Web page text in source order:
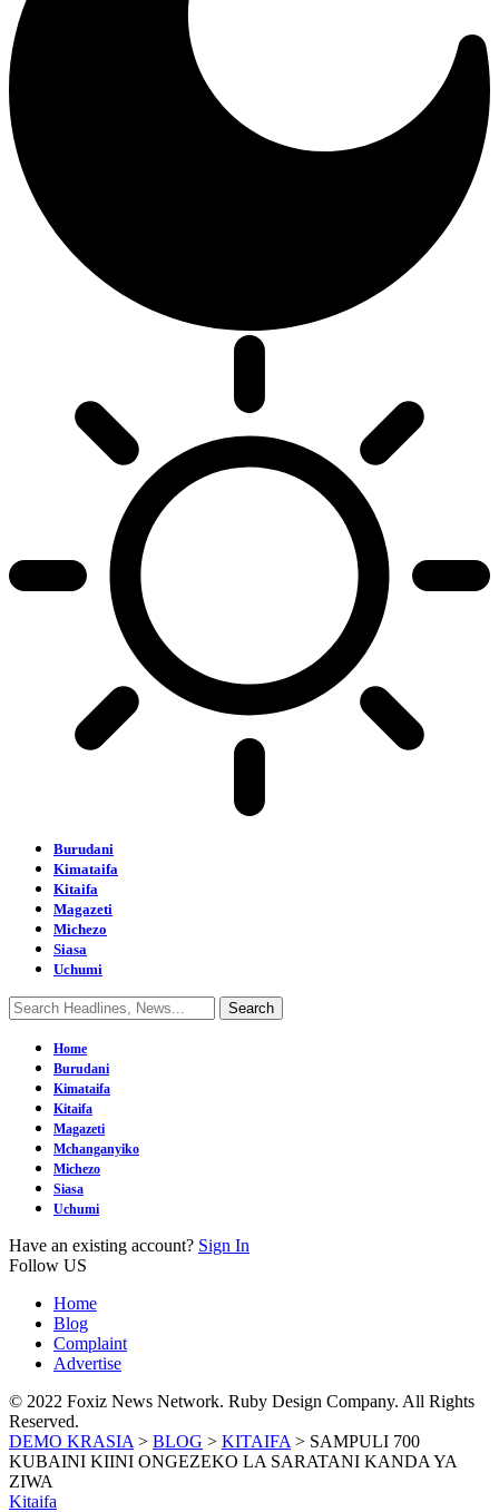
Burudani
Kimataifa
Kitaifa
Magazeti
Michezo
Siasa
Uchumi
Home
Burudani
Kimataifa
Kitaifa
Magazeti
Mchanganyiko
Michezo
Siasa
Uchumi
Have an existing account? Sign In
Follow US
Home
Blog
Complaint
Advertise
© 2022 Foxiz News Network. Ruby Design Company. All Rights
Reserved.
DEMO KRASIA > BLOG > KITAIFA > SAMPULI 700
KUBAINI KIINI ONGEZEKO LA SARATANI KANDA YA
ZIWA
Kitaifa